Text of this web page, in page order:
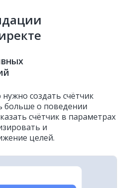
создать счётчик
больше о поведении
счётчик в параметрах
и
целей.